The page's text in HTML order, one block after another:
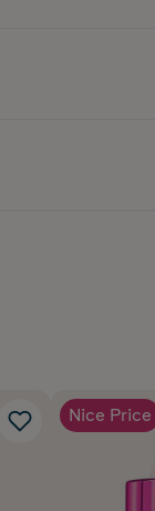
Nice Price